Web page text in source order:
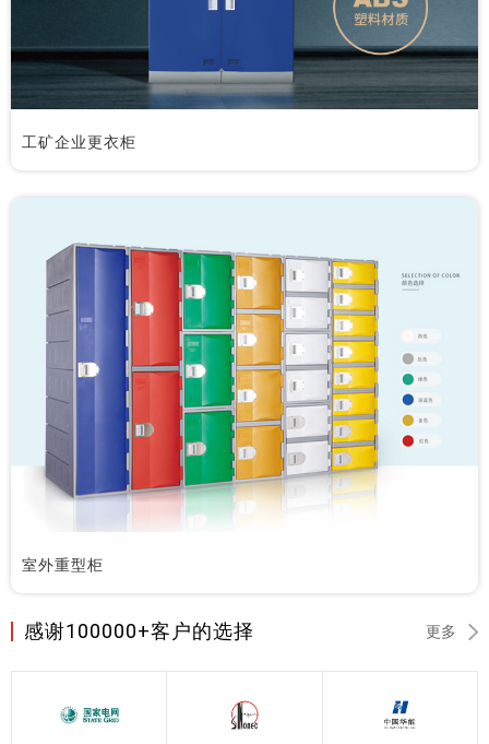
工矿企业更衣柜
室外重型柜
感谢100000+客户的选择 更多